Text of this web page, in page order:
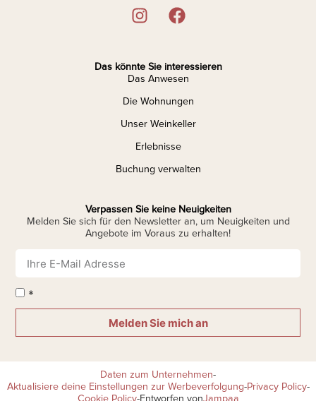
Das könnte Sie interessieren
Das Anwesen
Die Wohnungen
Unser Weinkeller
Erlebnisse
Buchung verwalten
Verpassen Sie keine Neuigkeiten
Melden Sie sich für den Newsletter an, um Neuigkeiten und
Angebote im Voraus zu erhalten!
*
Melden Sie mich an
Daten zum Unternehmen-
Aktualisiere deine Einstellungen zur Werbeverfolgung-Privacy Policy-